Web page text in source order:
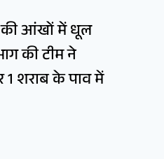
की आंखों में धूल
की टीम ने
शराब के पाव में